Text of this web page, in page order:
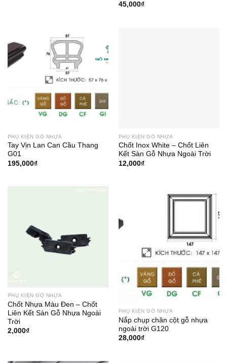
45,000₫
PHỤ KIỆN GỖ NHỰA
Tay Vịn Lan Can Cầu Thang
G01
195,000₫
PHỤ KIỆN GỖ NHỰA
Chốt Inox White – Chốt Liên
Kết Sàn Gỗ Nhựa Ngoài Trời
12,000₫
PHỤ KIỆN GỖ NHỰA
Chốt Nhựa Màu Đen – Chốt
Liên Kết Sàn Gỗ Nhựa Ngoài
Trời
2,000₫
PHỤ KIỆN GỖ NHỰA
Nắp chụp chân cột gỗ nhựa
ngoài trời G120
28,000₫